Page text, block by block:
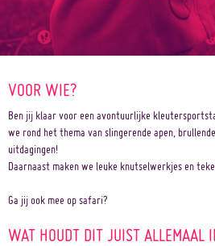
VOOR WIE?
Ben jij klaar voor een avontuurlijke
we rond het thema van slingerende apen,
uitdagingen!
Daarnaast maken we leuke knutselwerkjes en
Ga jij ook mee op safari?
WAT HOUDT DIT JUIST ALLEMAAL